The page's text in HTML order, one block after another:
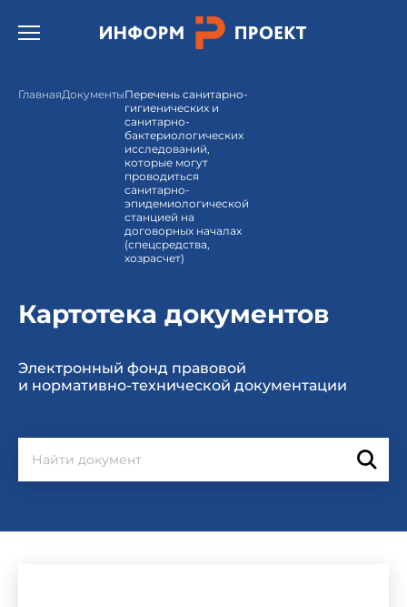
Открыть бургер меню.
ГлавнаяДокументыПеречень санитарно-
гигиенических и
санитарно-
бактериологических
исследований,
которые могут
проводиться
санитарно-
эпидемиологической
станцией на
договорных началах
(спецсредства,
хозрасчет)
Картотека документов
Электронный фонд правовой
и нормативно-технической документации